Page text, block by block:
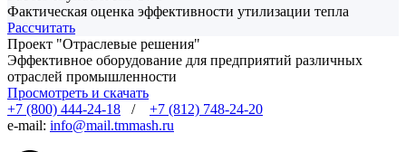
Фактическая оценка эффективности утилизации тепла
Рассчитать
Проект "Отраслевые решения"
Эффективное оборудование для предприятий различных
отраслей промышленности
Просмотреть и скачать
+7 (800) 444-24-18 / +7 (812) 748-24-20
e-mail: info@mail.tmmash.ru